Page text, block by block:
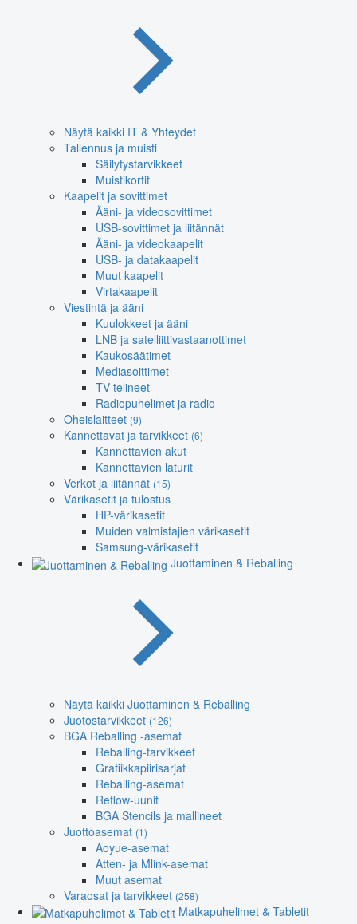
Näytä kaikki IT & Yhteydet
Tallennus ja muisti
Säilytystarvikkeet
Muistikortit
Kaapelit ja sovittimet
Ääni- ja videosovittimet
USB-sovittimet ja liitännät
Ääni- ja videokaapelit
USB- ja datakaapelit
Muut kaapelit
Virtakaapelit
Viestintä ja ääni
Kuulokkeet ja ääni
LNB ja satelliittivastaanottimet
Kaukosäätimet
Mediasoittimet
TV-telineet
Radiopuhelimet ja radio
Oheislaitteet (9)
Kannettavat ja tarvikkeet (6)
Kannettavien akut
Kannettavien laturit
Verkot ja liitännät (15)
Värikasetit ja tulostus
HP-värikasetit
Muiden valmistajien värikasetit
Samsung-värikasetit
Juottaminen & Reballing
Näytä kaikki Juottaminen & Reballing
Juotostarvikkeet (126)
BGA Reballing -asemat
Reballing-tarvikkeet
Grafiikkapiirisarjat
Reballing-asemat
Reflow-uunit
BGA Stencils ja mallineet
Juottoasemat (1)
Aoyue-asemat
Atten- ja Mlink-asemat
Muut asemat
Varaosat ja tarvikkeet (258)
Matkapuhelimet & Tabletit